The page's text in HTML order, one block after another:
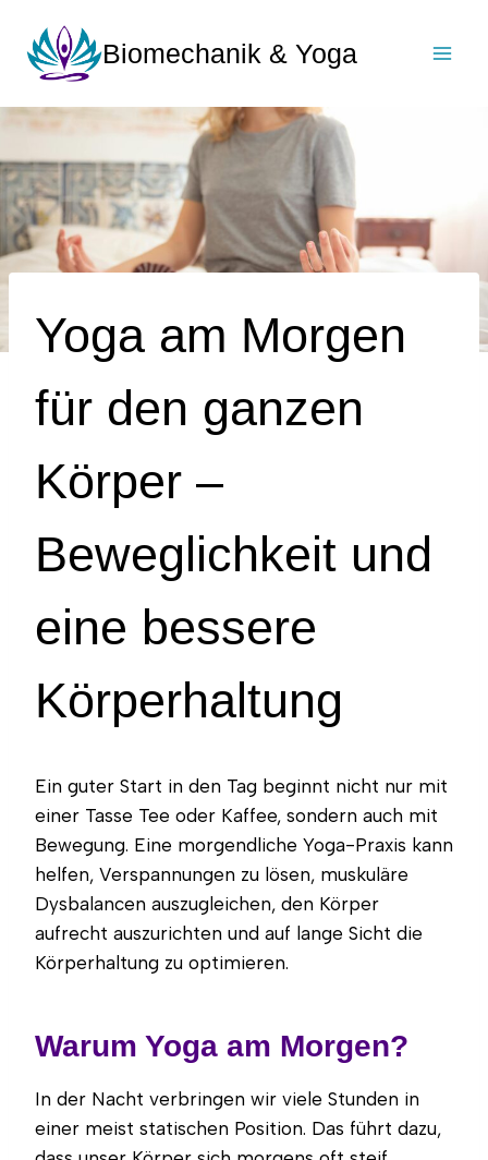
Inhalt
springen
Biomechanik & Yoga
Yoga am Morgen
für den ganzen
Körper –
Beweglichkeit und
eine bessere
Körperhaltung
Ein guter Start in den Tag beginnt nicht nur mit
einer Tasse Tee oder Kaffee, sondern auch mit
Bewegung. Eine morgendliche Yoga-Praxis kann
helfen, Verspannungen zu lösen, muskuläre
Dysbalancen auszugleichen, den Körper
aufrecht auszurichten und auf lange Sicht die
Körperhaltung zu optimieren.
Warum Yoga am Morgen?
In der Nacht verbringen wir viele Stunden in
einer meist statischen Position. Das führt dazu,